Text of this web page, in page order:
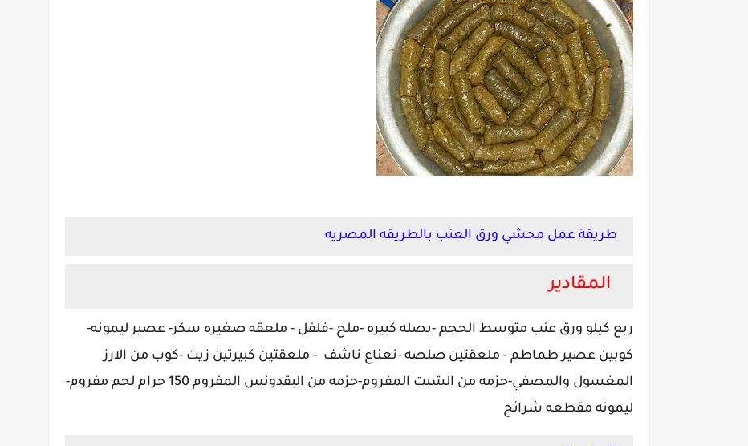
طريقة عمل محشي ورق العنب بالطريقه المصريه
المقادير
ربع كيلو ورق عنب متوسط الحجم -بصله كبيره -ملح -فلفل - ملعقه صغيره سكر- عصير ليمونه-
كوبين عصير طماطم - ملعقتين صلصه -نعناع ناشف - ملعقتين كبيرتين زيت -كوب من الارز
المغسول والمصفي-حزمه من الشبت المفروم-حزمه من البقدونس المفروم 150 جرام لحم مفروم-
ليمونه مقطعه شرائح